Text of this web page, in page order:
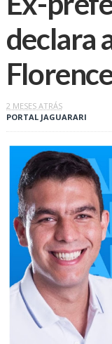
declara
2 MESES ATRÁS
PORTAL JAGUARARI